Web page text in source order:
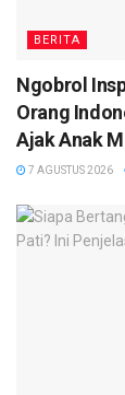
BERITA
Ngobrol
Orang
Ajak Anak
7 AGUSTUS 2026